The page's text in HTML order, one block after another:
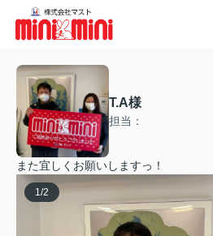
T.A様
担当：
また宜しくお願いしますっ！
1 /2